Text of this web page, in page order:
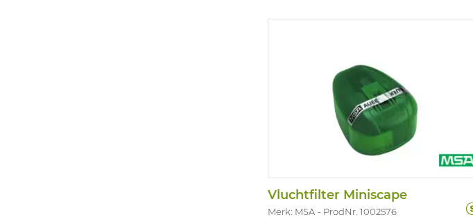
verzenddoos.
Vluchtfilter Miniscape
Merk: MSA ProdNr. 1002576